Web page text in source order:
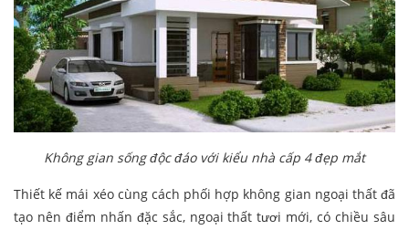
Không gian sống độc đáo với kiểu nhà cấp 4 đẹp mắt
Thiết kế mái xéo cùng cách phối hợp không gian ngoại thất đã
tạo nên điểm nhấn đặc sắc, ngoại thất tươi mới, có chiều sâu